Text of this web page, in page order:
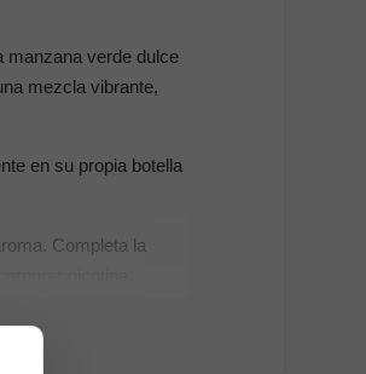
manzana verde dulce
mezcla vibrante,
en su propia botella
Completa la